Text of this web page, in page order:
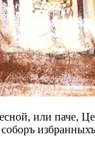
или паче,